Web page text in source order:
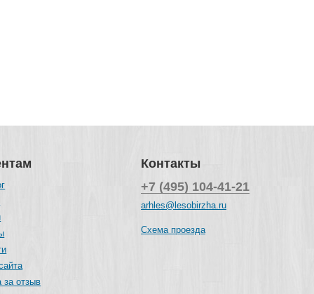
за отзыв
Контакты
+7 (495) 104-41-21
arhles@lesobirzha.ru
Схема проезда